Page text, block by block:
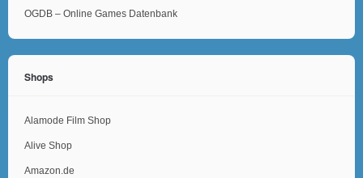
OGDB – Online Games Datenbank
Shops
Alamode Film Shop
Alive Shop
Amazon.de